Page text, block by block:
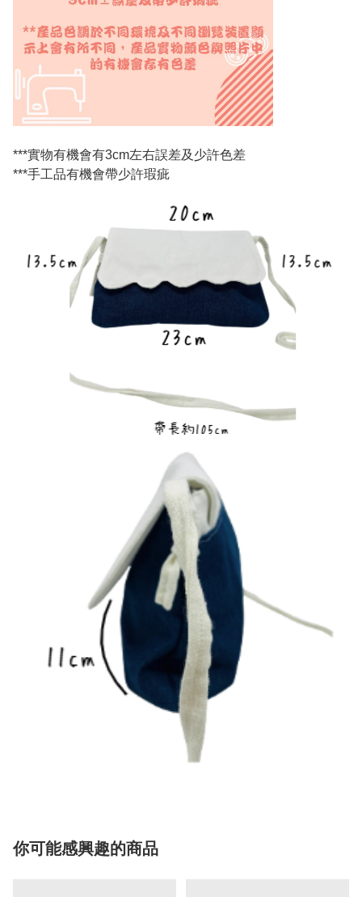
***實物有機會有3cm左右誤差及少許色差
***手工品有機會帶少許瑕疵
你可能感興趣的商品